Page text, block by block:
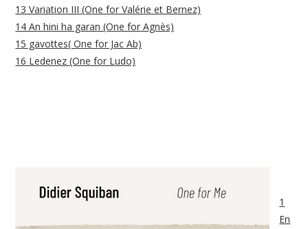
13 Variation III (One for Valérie et Bernez)
14 An hini ha garan (One for Agnès)
15 gavottes( One for Jac Ab)
16 Ledenez (One for Ludo)
1
En